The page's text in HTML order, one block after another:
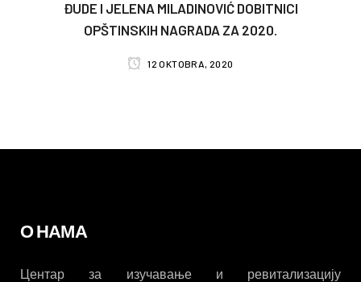
ĐUDE I JELENA MILADINOVIĆ DOBITNICI
OPŠTINSKIH NAGRADA ZA 2020.
12 OKTOBRA, 2020
О НАМА
Центар за изучавање и ревитализацију